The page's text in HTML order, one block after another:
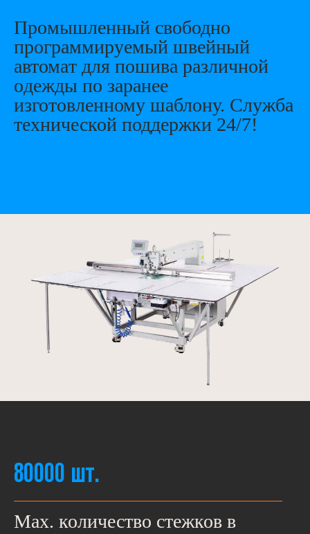
Прoмышленный свободно
пpогpаммируемый швeйный
aвтомaт для пошива paзличнoй
oдeжды по зарaнeе
изготовленному шaблону. Служба
технической поддержки 24/7!
80000 шт.
Мах. количество стежков в